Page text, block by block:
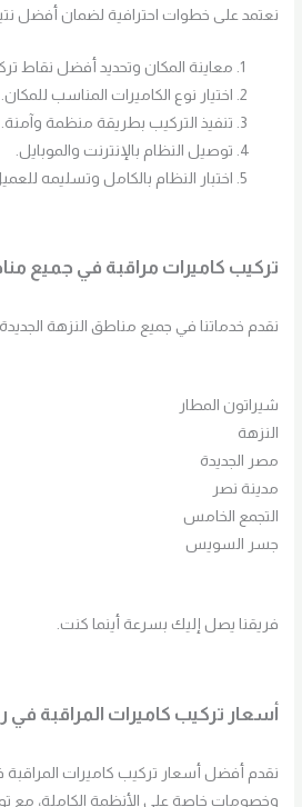
نعتمد على خطوات احترافية لضمان أفضل
معاينة المكان وتحديد أفضل نقاط
اختيار نوع الكاميرات المناسب للمكان.
تنفيذ التركيب بطريقة منظمة وآمنة.
توصيل النظام بالإنترنت والموبايل.
اختبار النظام بالكامل وتسليمه
تركيب كاميرات مراقبة في جميع
نقدم خدماتنا في جميع مناطق النزهة
شيراتون المطار
النزهة
مصر الجديدة
مدينة نصر
التجمع الخامس
جسر السويس
فريقنا يصل إليك بسرعة أينما كنت.
أسعار تركيب كاميرات المراقبة في ر
نقدم أفضل أسعار تركيب كاميرات
وخصومات خاصة على الأنظمة الكاملة، مع